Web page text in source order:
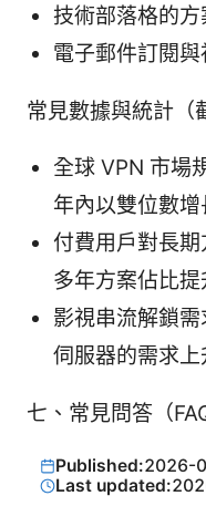
技術部落格的方
電子郵件訂閱
常見數據與統計（
全球 VPN 市場
年內以雙位數增
付費用戶對長
多年方案佔比提
影視串流解鎖
伺服器的需求上
七、常見問答（
Published:2026-
Last updated: